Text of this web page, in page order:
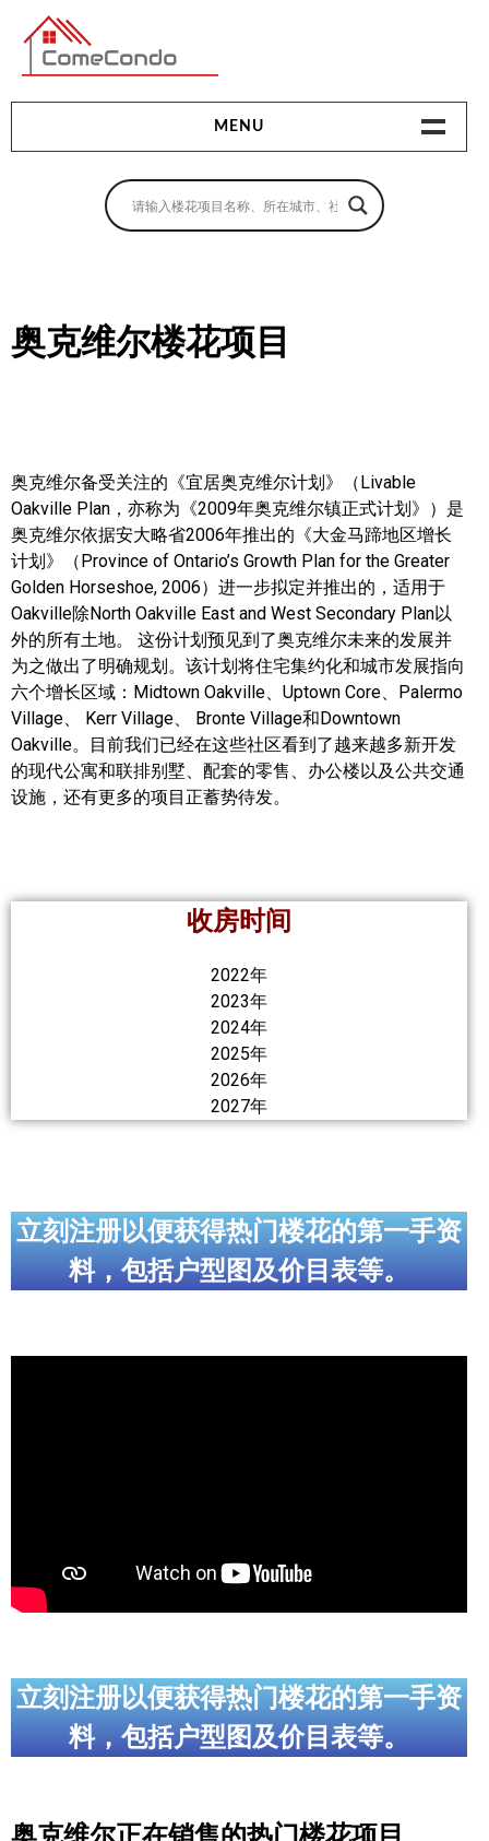
多伦多最新最全的楼花搜索引擎
MENU
地产相关
卖房指南
查询房源
帮您卖房
多伦多地产
楼花大全
大多伦多地区楼花开发商名录
楼花地图
楼花转让专区
多伦多市中心楼花项目
怡陶碧谷楼花项目
奥克维尔社区介绍
列治文山楼花项目
旺市楼花项目
加拿大房地产网站
大多伦多教育网站
加拿大银行贷款机构
大多伦多交通网络
奥克维尔楼花项目
奥克维尔备受关注的《宜居奥克维尔计划》（Livable
Oakville Plan，亦称为《2009年奥克维尔镇正式计划》）是
奥克维尔依据安大略省2006年推出的《大金马蹄地区增长
计划》（Province of Ontario’s Growth Plan for the Greater
Golden Horseshoe, 2006）进一步拟定并推出的，适用于
Oakville除North Oakville East and West Secondary Plan以
外的所有土地。 这份计划预见到了奥克维尔未来的发展并
为之做出了明确规划。该计划将住宅集约化和城市发展指向
六个增长区域：Midtown Oakville、Uptown Core、Palermo
Village、 Kerr Village、 Bronte Village和Downtown
Oakville。目前我们已经在这些社区看到了越来越多新开发
的现代公寓和联排别墅、配套的零售、办公楼以及公共交通
设施，还有更多的项目正蓄势待发。
收房时间
2022年
2023年
2024年
2025年
2026年
2027年
立刻注册以便获得热门楼花的第一手资
料，包括户型图及价目表等。
立刻注册以便获得热门楼花的第一手资
料，包括户型图及价目表等。